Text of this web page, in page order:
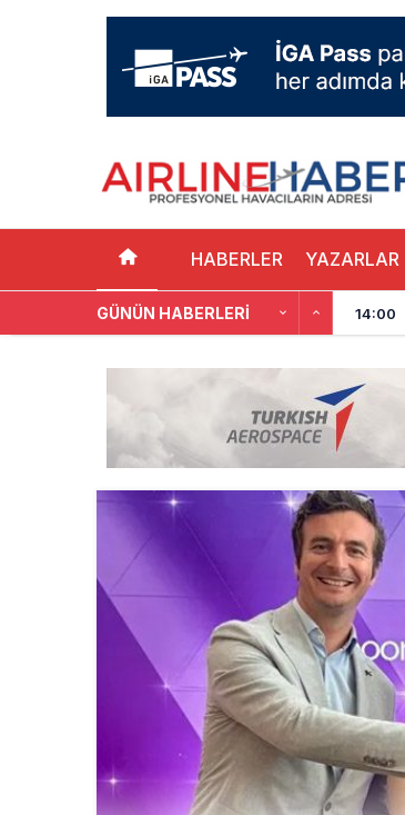
HABERLER YAZARLAR
GÜNÜN HABERLERI 14:00
10:30
10:00
9:14
8:37